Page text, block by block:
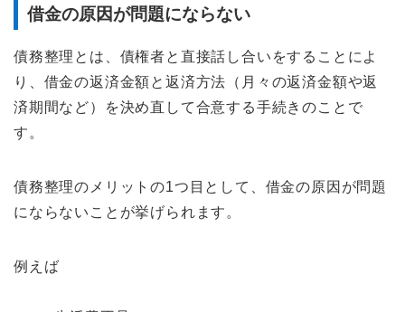
借金の原因が問題にならない
債務整理とは、債権者と直接話し合いをすることによ
り、借金の返済金額と返済方法（月々の返済金額や返
済期間など）を決め直して合意する手続きのことで
す。
債務整理のメリットの1つ目として、借金の原因が問題
にならないことが挙げられます。
例えば